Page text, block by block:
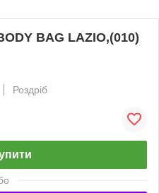
BAG LAZIO,(010)
Роздріб